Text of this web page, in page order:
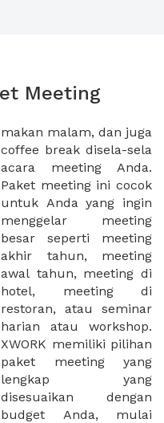
Meeting